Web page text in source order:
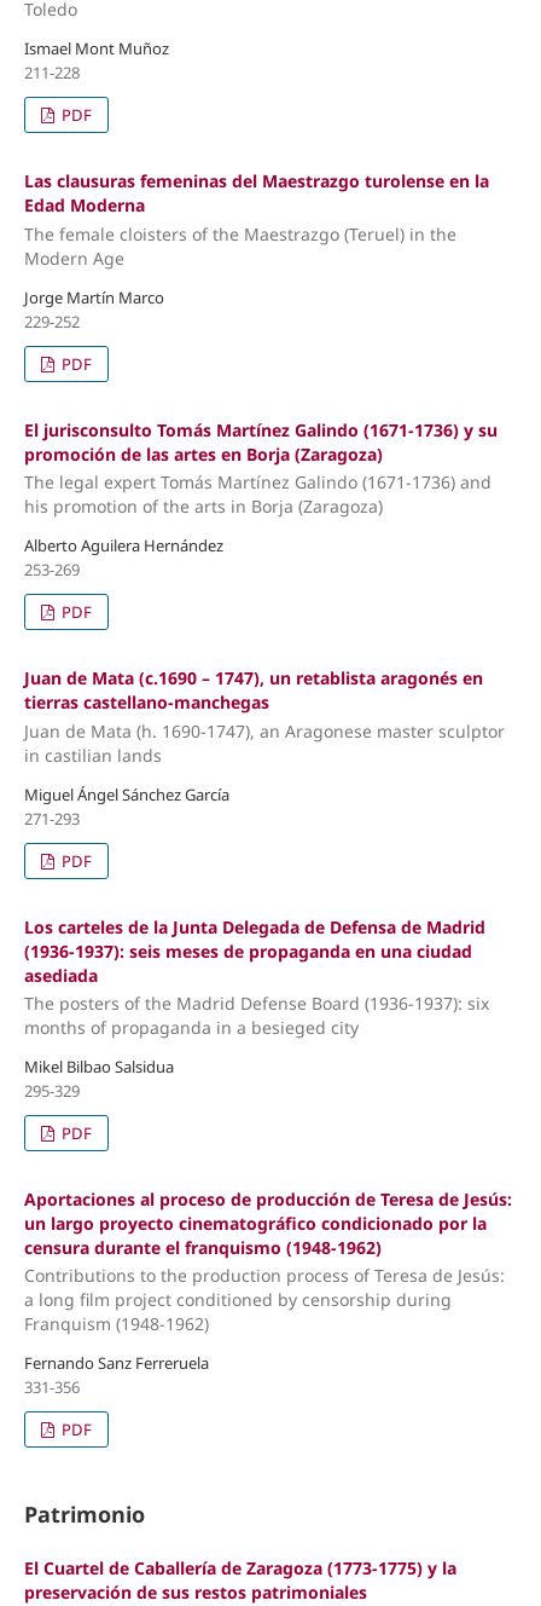
Toledo
Ismael Mont Muñoz
211-228
PDF
Las clausuras femeninas del Maestrazgo turolense en la
Edad Moderna
The female cloisters of the Maestrazgo (Teruel) in the
Modern Age
Jorge Martín Marco
229-252
PDF
El jurisconsulto Tomás Martínez Galindo (1671-1736) y su
promoción de las artes en Borja (Zaragoza)
The legal expert Tomás Martínez Galindo (1671-1736) and
his promotion of the arts in Borja (Zaragoza)
Alberto Aguilera Hernández
253-269
PDF
Juan de Mata (c.1690 – 1747), un retablista aragonés en
tierras castellano-manchegas
Juan de Mata (h. 1690-1747), an Aragonese master sculptor
in castilian lands
Miguel Ángel Sánchez García
271-293
PDF
Los carteles de la Junta Delegada de Defensa de Madrid
(1936-1937): seis meses de propaganda en una ciudad
asediada
The posters of the Madrid Defense Board (1936-1937): six
months of propaganda in a besieged city
Mikel Bilbao Salsidua
295-329
PDF
Aportaciones al proceso de producción de Teresa de Jesús:
un largo proyecto cinematográfico condicionado por la
censura durante el franquismo (1948-1962)
Contributions to the production process of Teresa de Jesús:
a long film project conditioned by censorship during
Franquism (1948-1962)
Fernando Sanz Ferreruela
331-356
PDF
Patrimonio
El Cuartel de Caballería de Zaragoza (1773-1775) y la
preservación de sus restos patrimoniales